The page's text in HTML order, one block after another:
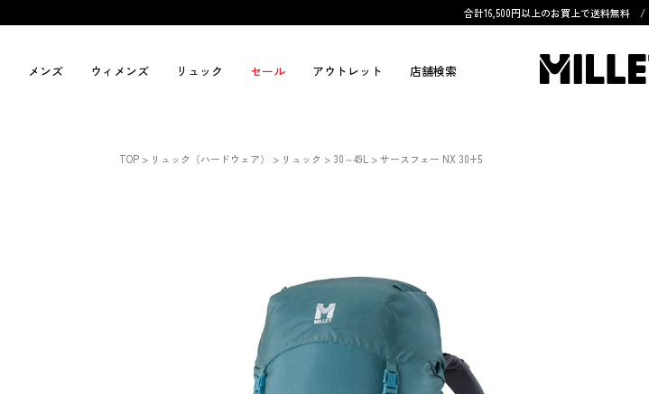
合計16,500円以上のお買上で送料無料 /
メンズ ウィメンズ リュック セール アウトレット 店舗検索
TOP リュック（ハードウェア） リュック 30～49L サースフェー NX 30+5